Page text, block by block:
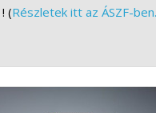
! (Részletek itt az ÁSZF-ben.